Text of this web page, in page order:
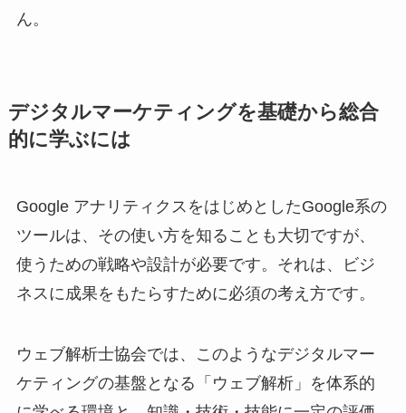
ん。
デジタルマーケティングを基礎から総合
的に学ぶには
Google アナリティクスをはじめとしたGoogle系の
ツールは、その使い方を知ることも大切ですが、
使うための戦略や設計が必要です。それは、ビジ
ネスに成果をもたらすために必須の考え方です。
ウェブ解析士協会では、このようなデジタルマー
ケティングの基盤となる「ウェブ解析」を体系的